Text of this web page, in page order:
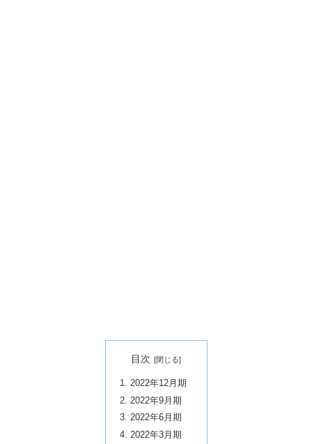
目次
2022年12月期
2022年9月期
2022年6月期
2022年3月期